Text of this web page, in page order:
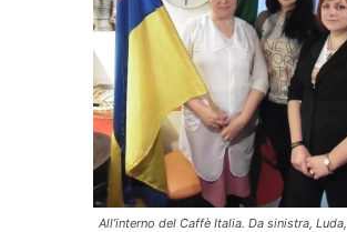
All’interno del Caffè Italia. Da sinistra,